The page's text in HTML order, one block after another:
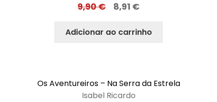
9,90€ 8,91 €
Adicionar ao carrinho
Os Aventureiros – Na Serra da Estrela
Isabel Ricardo